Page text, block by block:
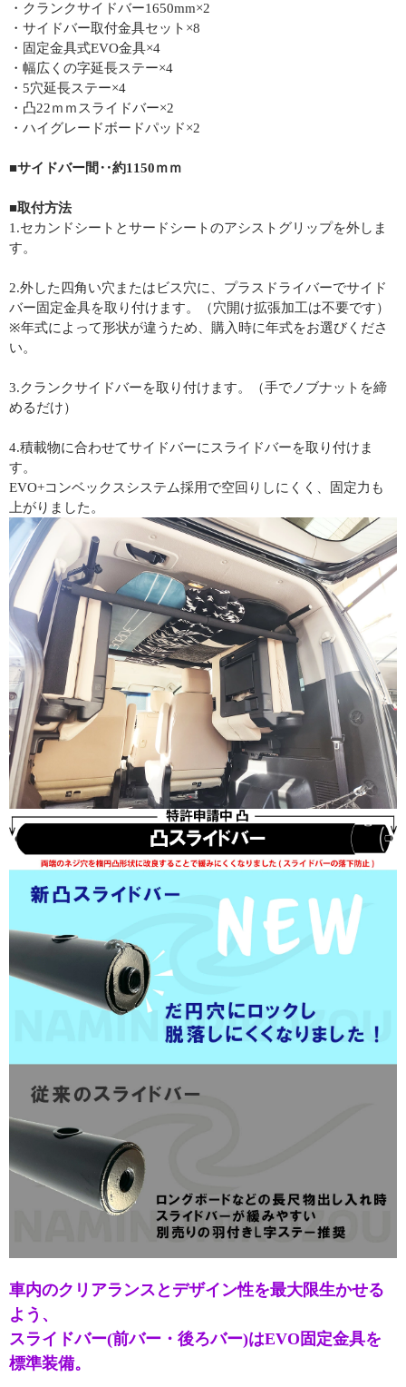
・クランクサイドバー1650mm×2
・サイドバー取付金具セット×8
・固定金具式EVO金具×4
・幅広くの字延長ステー×4
・5穴延長ステー×4
・凸22ｍｍスライドバー×2
・ハイグレードボードパッド×2
■サイドバー間‥約1150ｍｍ
■取付方法
1.セカンドシートとサードシートのアシストグリップを外しま
す。
2.外した四角い穴またはビス穴に、プラスドライバーでサイド
バー固定金具を取り付けます。（穴開け拡張加工は不要です）
※年式によって形状が違うため、購入時に年式をお選びくださ
い。
3.クランクサイドバーを取り付けます。（手でノブナットを締
めるだけ）
4.積載物に合わせてサイドバーにスライドバーを取り付けま
す。
EVO+コンベックスシステム採用で空回りしにくく、固定力も
上がりました。
車内のクリアランスとデザイン性を最大限生かせる
よう、
スライドバー(前バー・後ろバー)はEVO固定金具を
標準装備。